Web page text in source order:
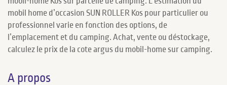
mobil home d’occasion SUN ROLLER Kos pour particulier ou
professionnel varie en fonction des options, de
l’emplacement et du camping. Achat, vente ou déstockage,
calculez le prix de la cote argus du mobil-home sur camping.
A propos